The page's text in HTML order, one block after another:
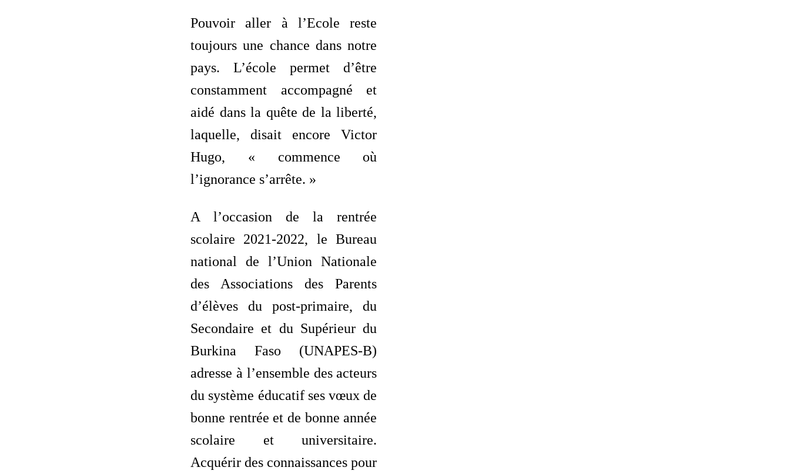
Pouvoir aller à l’Ecole reste
toujours une chance dans notre
pays. L’école permet d’être
constamment accompagné et
aidé dans la quête de la liberté,
laquelle, disait encore Victor
Hugo, « commence où
l’ignorance s’arrête. »
A l’occasion de la rentrée
scolaire 2021-2022, le Bureau
national de l’Union Nationale
des Associations des Parents
d’élèves du post-primaire, du
Secondaire et du Supérieur du
Burkina Faso (UNAPES-B)
adresse à l’ensemble des acteurs
du système éducatif ses vœux de
bonne rentrée et de bonne année
scolaire et universitaire.
Acquérir des connaissances pour